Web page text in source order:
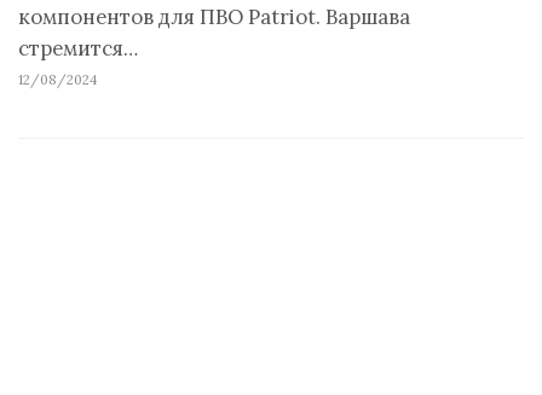
компонентов для ПВО Patriot. Варшава
стремится…
12/08/2024